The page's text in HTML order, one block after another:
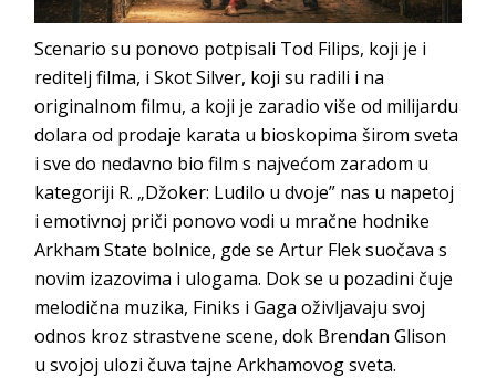
Scenario su ponovo potpisali Tod Filips, koji je i
reditelj filma, i Skot Silver, koji su radili i na
originalnom filmu, a koji je zaradio više od milijardu
dolara od prodaje karata u bioskopima širom sveta
i sve do nedavno bio film s najvećom zaradom u
kategoriji R. „Džoker: Ludilo u dvoje” nas u napetoj
i emotivnoj priči ponovo vodi u mračne hodnike
Arkham State bolnice, gde se Artur Flek suočava s
novim izazovima i ulogama. Dok se u pozadini čuje
melodična muzika, Finiks i Gaga oživljavaju svoj
odnos kroz strastvene scene, dok Brendan Glison
u svojoj ulozi čuva tajne Arkhamovog sveta.